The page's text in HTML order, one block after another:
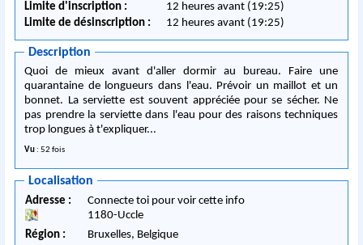
Limite d'inscription :
12 heures avant (19:25)
Limite de désinscription :
12 heures avant (19:25)
Description
Quoi de mieux avant d'aller dormir au bureau. Faire une
quarantaine de longueurs dans l'eau. Prévoir un maillot et un
bonnet. La serviette est souvent appréciée pour se sécher. Ne
pas prendre la serviette dans l'eau pour des raisons techniques
trop longues à t'expliquer...
Vu : 52 fois
Localisation
Adresse :
Connecte toi pour voir cette info
1180-Uccle
Région :
Bruxelles, Belgique